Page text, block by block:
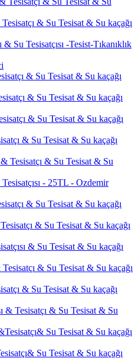
& Su Tesisat & Su kaçağı
Su Tesisatçısı -Tesist-Tıkanıklık
& Su Tesisat & Su kaçağı
& Su Tesisat & Su kaçağı
& Su Tesisat & Su kaçağı
& Su Tesisat & Su kaçağı
Tesisatçı & Su Tesisat & Su
- 25TL - Ozdemir
& Su Tesisat & Su kaçağı
& Su Tesisat & Su kaçağı
& Su Tesisat & Su kaçağı
& Su Tesisat & Su kaçağı
& Su Tesisat & Su kaçağı
& Tesisatçı & Su Tesisat & Su
Su Tesisat & Su kaçağı
Su Tesisat & Su kaçağı